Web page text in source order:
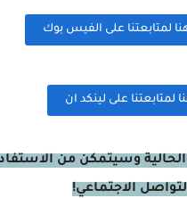
لمتابعتنا على الفيس بوك
على لينكد ان
وسيتمكن من
الاجتماعي!